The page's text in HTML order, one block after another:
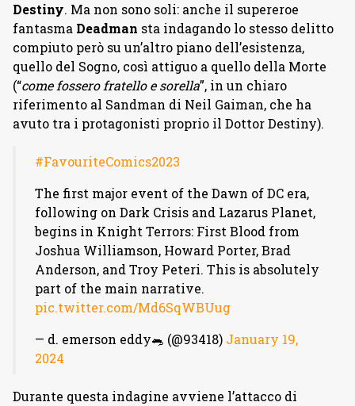
Destiny. Ma non sono soli: anche il supereroe
fantasma Deadman sta indagando lo stesso delitto
compiuto però su un’altro piano dell’esistenza,
quello del Sogno, così attiguo a quello della Morte
(“come fossero fratello e sorella”, in un chiaro
riferimento al Sandman di Neil Gaiman, che ha
avuto tra i protagonisti proprio il Dottor Destiny).
#FavouriteComics2023
The first major event of the Dawn of DC era,
following on Dark Crisis and Lazarus Planet,
begins in Knight Terrors: First Blood from
Joshua Williamson, Howard Porter, Brad
Anderson, and Troy Peteri. This is absolutely
part of the main narrative.
pic.twitter.com/Md6SqWBUug
— d. emerson eddy🐀 (@93418) January 19,
2024
Durante questa indagine avviene l’attacco di